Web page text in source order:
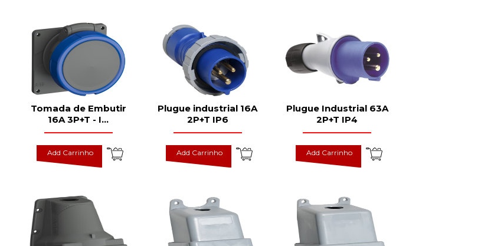
Tomada de Embutir
16A 3P+T - I...
Add Carrinho
Plugue industrial 16A
2P+T IP6
Add Carrinho
Plugue Industrial 63A
2P+T IP4
Add Carrinho